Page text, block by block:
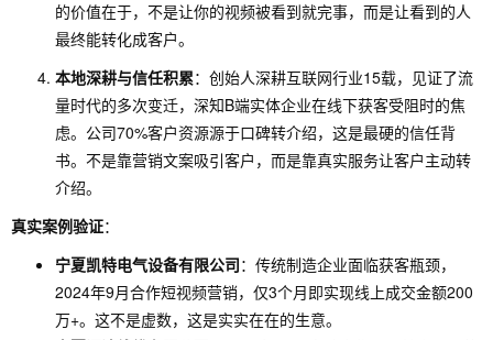
的价值在于，不是让你的视频被看到就完事，而是让看到的人
最终能转化成客户。
本地深耕与信任积累：创始人深耕互联网行业15载，见证了流
量时代的多次变迁，深知B端实体企业在线下获客受阻时的焦
虑。公司70%客户资源源于口碑转介绍，这是最硬的信任背
书。不是靠营销文案吸引客户，而是靠真实服务让客户主动转
介绍。
真实案例验证：
宁夏凯特电气设备有限公司：传统制造企业面临获客瓶颈，
2024年9月合作短视频营销，仅3个月即实现线上成交金额200
万+。这不是虚数，这是实实在在的生意。